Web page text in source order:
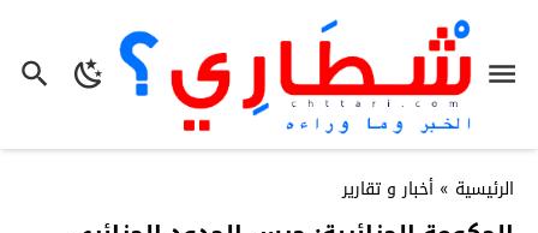
الرئيسية » أخبار و تقارير